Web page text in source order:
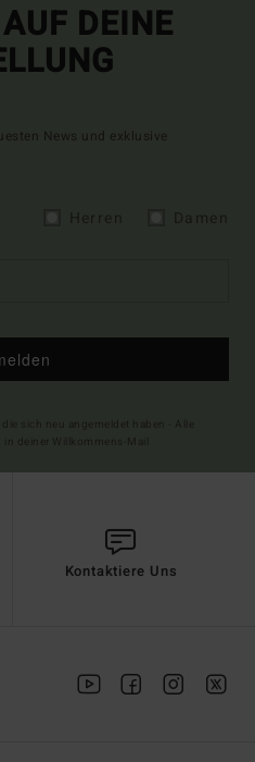
DEINE
News und exklusive
Kontaktiere Uns